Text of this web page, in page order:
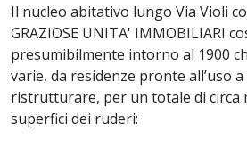
Il nucleo abitativo lungo Via Violi
GRAZIOSE UNITA' IMMOBILIARI
presumibilmente intorno al 1900
varie, da residenze pronte all’uso
ristrutturare, per un totale di circa
superfici dei ruderi: